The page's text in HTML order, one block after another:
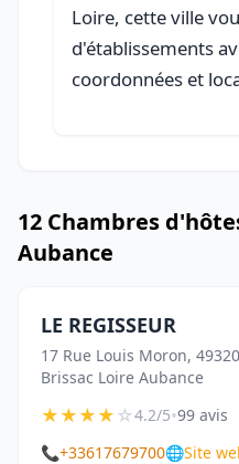
Loire, cette ville
d'établissements
coordonnées et
12 Chambres
Aubance
LE REGISSEUR
17 Rue Louis Moron, 49320
Brissac Loire Aubance
★★★★☆4.2/5•99 avis
📞+33617679700🌐Site